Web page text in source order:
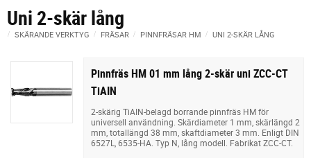
Uni 2-skär lång
SKÄRANDE VERKTYG FRÄSAR PINNFRÄSAR HM UNI 2-SKÄR LÅNG
Pinnfräs HM 01 mm lång 2-skär uni ZCC-CT
TiAIN
2-skärig TiAIN-belagd borrande pinnfräs HM för
universell användning. Skärdiameter 1 mm, skärlängd 2
mm, totallängd 38 mm, skaftdiameter 3 mm. Enligt DIN
6527L, 6535-HA. Typ N, lång modell. Fabrikat ZCC-CT.